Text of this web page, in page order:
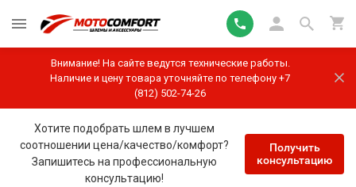
Внимание! На сайте ведутся технические работы.
Наличие и цену товара уточняйте по телефону +7
(812) 502-74-26
Хотите подобрать шлем в лучшем
соотношении цена/качество/комфорт?
Запишитесь на профессиональную
консультацию!
Получить
консультацию